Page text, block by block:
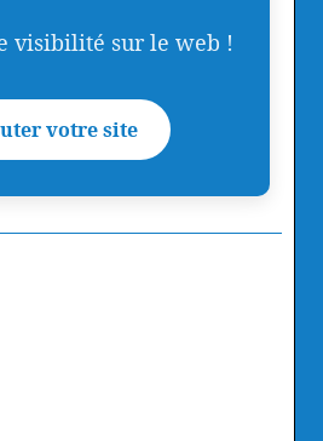
visibilité sur le web !
votre site